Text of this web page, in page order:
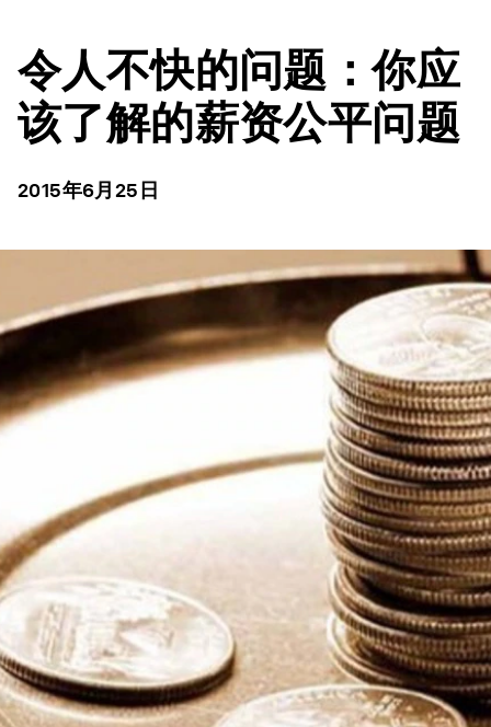
令人不快的问题：你应
该了解的薪资公平问题
2015年6月25日